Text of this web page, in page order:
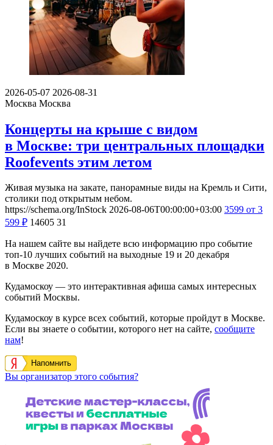
2026-05-07 2026-08-31
Москва Москва
Концерты на крыше с видом
в Москве: три центральных площадки
Roofevents этим летом
Живая музыка на закате, панорамные виды на Кремль и Сити,
столики под открытым небом.
https://schema.org/InStock 2026-08-06T00:00:00+03:00 3599 от 3
599 ₽ 14605 31
На нашем сайте вы найдете всю информацию про событие
топ-10 лучших событий на выходные 19 и 20 декабря
в Москве 2020.
Кудамоскоу — это интерактивная афиша самых интересных
событий Москвы.
Кудамоскоу в курсе всех событий, которые пройдут в Москве.
Если вы знаете о событии, которого нет на сайте, сообщите
нам!
Напомнить
Вы организатор этого события?